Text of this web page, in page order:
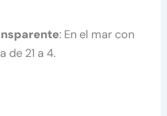
: En el mar con
de 21 a 4.